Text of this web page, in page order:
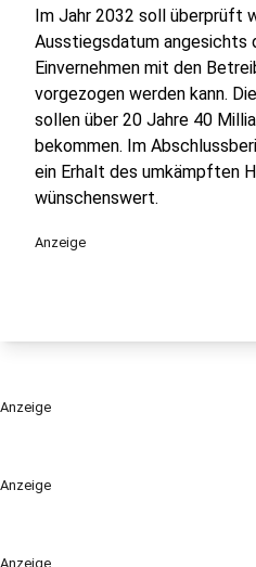
Anzeige
Anzeige
Im Jahr 2032 soll überprüft
Ausstiegsdatum angesichts
Einvernehmen mit den
vorgezogen werden kann.
sollen über 20 Jahre 40
bekommen. Im
ein Erhalt des umkämpften
wünschenswert.
Anzeige
Anzeige